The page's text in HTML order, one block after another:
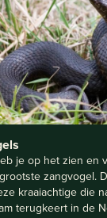
je op het zien en
zangvogel.
kraaiachtige die
terugkeert in de